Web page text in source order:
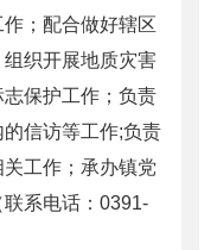
；配合做好辖区
织开展地质灾害
保护工作；负责
信访等工作;负责
工作；承办镇党
系电话：0391-